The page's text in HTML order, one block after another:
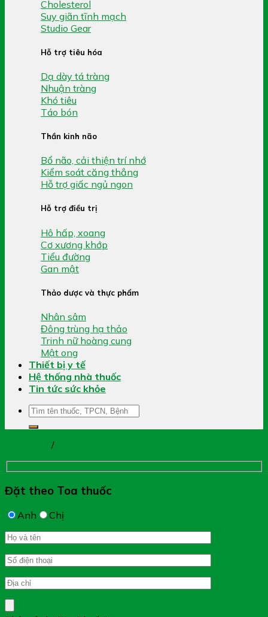
Cholesterol
Suy giãn tĩnh mạch
Studio Gear
Hỗ trợ tiêu hóa
Dạ dày tá tràng
Nhuận tràng
Khó tiêu
Táo bón
Thần kinh não
Bổ não, cải thiện trí nhớ
Kiểm soát căng thẳng
Hỗ trợ giấc ngủ ngon
Hỗ trợ điều trị
Hô hấp, xoang
Cơ xương khớp
Tiểu đường
Gan mật
Thảo dược và thực phẩm
Nhân sâm
Đông trùng hạ thảo
Trinh nữ hoàng cung
Mật ong
Thiết bị y tế
Hệ thống nhà thuốc
Tin tức sức khỏe
Tìm
kiếm:
/
Đặt theo Toa thuốc
Anh Chị